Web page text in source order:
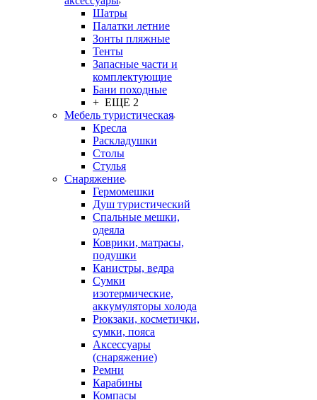
Шатры
Палатки летние
Зонты пляжные
Тенты
Запасные части и
комплектующие
Бани походные
+ ЕЩЕ 2
Мебель туристическая
Кресла
Раскладушки
Столы
Стулья
Снаряжение
Гермомешки
Душ туристический
Спальные мешки,
одеяла
Коврики, матрасы,
подушки
Канистры, ведра
Сумки
изотермические,
аккумуляторы холода
Рюкзаки, косметички,
сумки, пояса
Аксессуары
(снаряжение)
Ремни
Карабины
Компасы